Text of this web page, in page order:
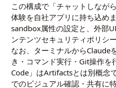
この構成で「チャットしなが
体験を自社アプリに持ち込め
sandbox属性の設定と、外部
ンテンツセキュリティポリシ
なお、ターミナルからClaude
き・コマンド実行・Git操作を
Code」はArtifactsとは別概念
でのビジュアル確認・共有に